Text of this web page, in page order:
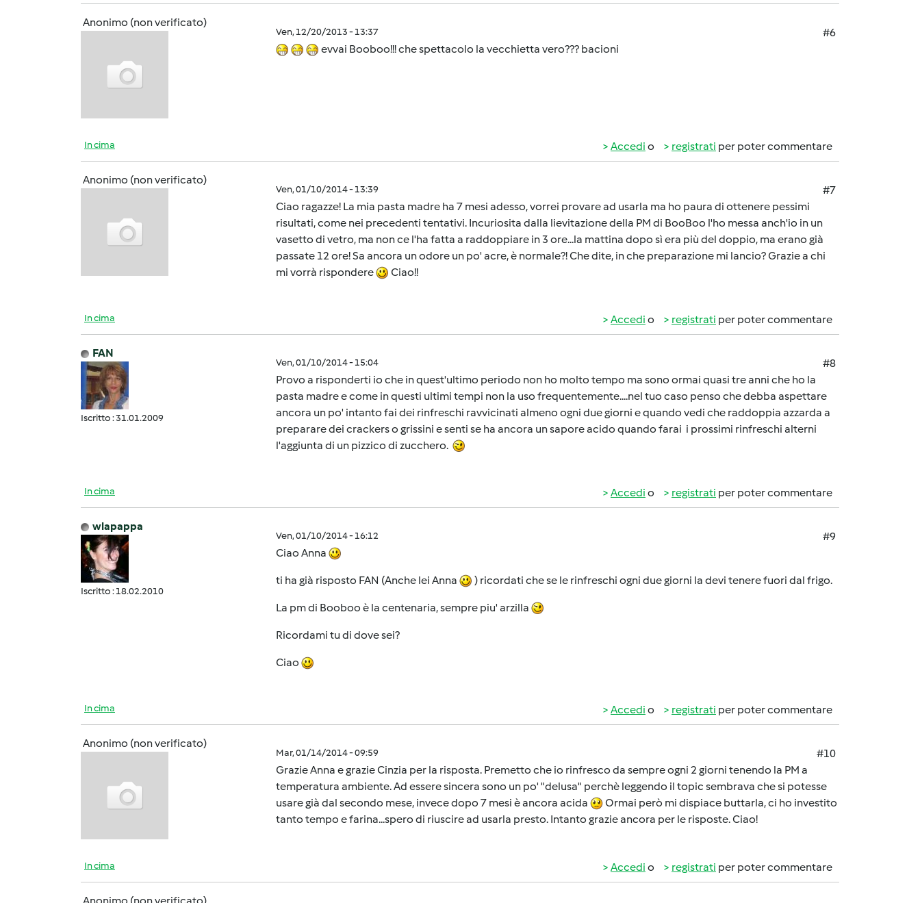
Anonimo (non verificato)
Ven, 12/20/2013 - 13:37
#6
evvai Booboo!!! che spettacolo la vecchietta vero??? bacioni
In cima Accedi o registrati per poter commentare
Anonimo (non verificato)
Ven, 01/10/2014 - 13:39
#7
Ciao ragazze! La mia pasta madre ha 7 mesi adesso, vorrei provare ad usarla ma ho paura di ottenere pessimi
risultati, come nei precedenti tentativi. Incuriosita dalla lievitazione della PM di BooBoo l'ho messa anch'io in un
vasetto di vetro, ma non ce l'ha fatta a raddoppiare in 3 ore...la mattina dopo sì era più del doppio, ma erano già
passate 12 ore! Sa ancora un odore un po' acre, è normale?! Che dite, in che preparazione mi lancio? Grazie a chi
mi vorrà rispondere
Ciao!!
In cima Accedi o registrati per poter commentare
FAN
Iscritto : 31.01.2009
Ven, 01/10/2014 - 15:04
#8
Provo a risponderti io che in quest'ultimo periodo non ho molto tempo ma sono ormai quasi tre anni che ho la
pasta madre e come in questi ultimi tempi non la uso frequentemente....nel tuo caso penso che debba aspettare
ancora un po' intanto fai dei rinfreschi ravvicinati almeno ogni due giorni e quando vedi che raddoppia azzarda a
preparare dei crackers o grissini e senti se ha ancora un sapore acido quando farai i prossimi rinfreschi alterni
l'aggiunta di un pizzico di zucchero.
In cima Accedi o registrati per poter commentare
wlapappa
Iscritto : 18.02.2010
Ven, 01/10/2014 - 16:12
#9
Ciao Anna
ti ha già risposto FAN (Anche lei Anna ) ricordati che se le rinfreschi ogni due giorni la devi tenere fuori dal frigo.
La pm di Booboo è la centenaria, sempre piu' arzilla
Ricordami tu di dove sei?
Ciao
In cima Accedi o registrati per poter commentare
Anonimo (non verificato)
Mar, 01/14/2014 - 09:59
#10
Grazie Anna e grazie Cinzia per la risposta. Premetto che io rinfresco da sempre ogni 2 giorni tenendo la PM a
temperatura ambiente. Ad essere sincera sono un po' "delusa" perchè leggendo il topic sembrava che si potesse
usare già dal secondo mese, invece dopo 7 mesi è ancora acida
Ormai però mi dispiace buttarla, ci ho investito
tanto tempo e farina...spero di riuscire ad usarla presto. Intanto grazie ancora per le risposte. Ciao!
In cima Accedi o registrati per poter commentare